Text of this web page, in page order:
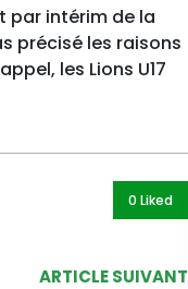
par intérim de la
précisé les raisons
les Lions U17
0 Liked
ARTICLE SUIVANT